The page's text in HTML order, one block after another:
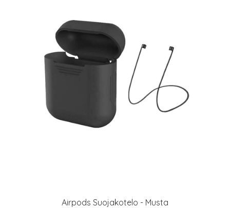
Airpods Suojakotelo - Musta